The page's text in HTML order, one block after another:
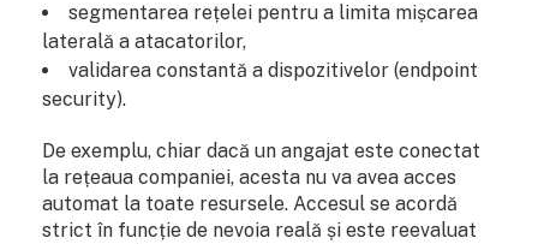
segmentarea rețelei pentru a limita mișcarea
laterală a atacatorilor,
validarea constantă a dispozitivelor (endpoint
security).
De exemplu, chiar dacă un angajat este conectat
la rețeaua companiei, acesta nu va avea acces
automat la toate resursele. Accesul se acordă
strict în funcție de nevoia reală și este reevaluat